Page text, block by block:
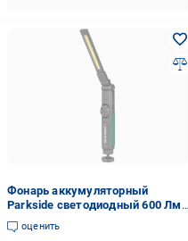
Фонарь аккумуляторный
Parkside светодиодный 600 Лм
Зеленый (100344856)
оценить